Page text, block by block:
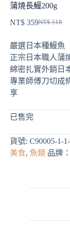
蒲燒長鰻200g
NT$518
始
價
格：
NT$ 518。
NT$ 359
前
價
格：
NT$ 359。
嚴選日本種鰻魚
正宗日本職人蒲
綿密扎實外銷日
專業師傅刀切成
享
已售完
貨號: C90005-1-1-
美食, 魚類 品牌：